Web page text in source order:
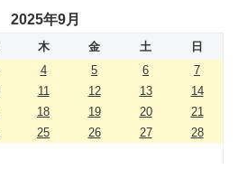
2025年9月
木 金 土
日
4 5 6
7
11 12 13
14
18 19 20
21
25 26 27
28